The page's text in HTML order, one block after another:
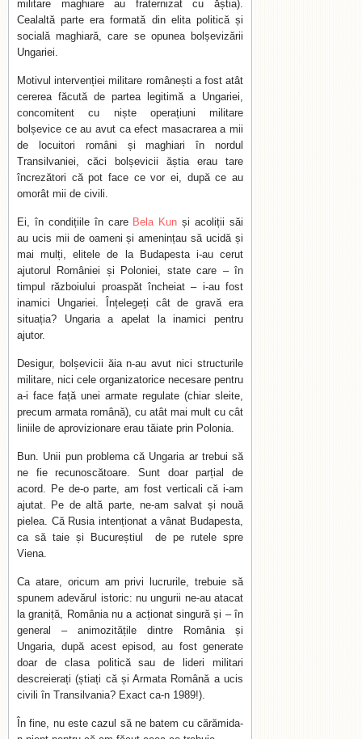
militare maghiare au fraternizat cu ăștia).
Cealaltă parte era formată din elita politică și
socială maghiară, care se opunea bolșevizării
Ungariei.
Motivul intervenției militare românești a fost atât
cererea făcută de partea legitimă a Ungariei,
concomitent cu niște operațiuni militare
bolșevice ce au avut ca efect masacrarea a mii
de locuitori români și maghiari în nordul
Transilvaniei, căci bolșevicii ăștia erau tare
încrezători că pot face ce vor ei, după ce au
omorât mii de civili.
Ei, în condițiile în care Bela Kun și acoliții săi
au ucis mii de oameni și amenințau să ucidă și
mai mulți, elitele de la Budapesta i-au cerut
ajutorul României și Poloniei, state care – în
timpul războiului proaspăt încheiat – i-au fost
inamici Ungariei. Înțelegeți cât de gravă era
situația? Ungaria a apelat la inamici pentru
ajutor.
Desigur, bolșevicii ăia n-au avut nici structurile
militare, nici cele organizatorice necesare pentru
a-i face față unei armate regulate (chiar sleite,
precum armata română), cu atât mai mult cu cât
liniile de aprovizionare erau tăiate prin Polonia.
Bun. Unii pun problema că Ungaria ar trebui să
ne fie recunoscătoare. Sunt doar parțial de
acord. Pe de-o parte, am fost verticali că i-am
ajutat. Pe de altă parte, ne-am salvat și nouă
pielea. Că Rusia intenționat a vânat Budapesta,
ca să taie și Bucureștiul de pe rutele spre
Viena.
Ca atare, oricum am privi lucrurile, trebuie să
spunem adevărul istoric: nu ungurii ne-au atacat
la graniță, România nu a acționat singură și – în
general – animozitățile dintre România și
Ungaria, după acest episod, au fost generate
doar de clasa politică sau de lideri militari
descreierați (știați că și Armata Română a ucis
civili în Transilvania? Exact ca-n 1989!).
În fine, nu este cazul să ne batem cu cărămida-